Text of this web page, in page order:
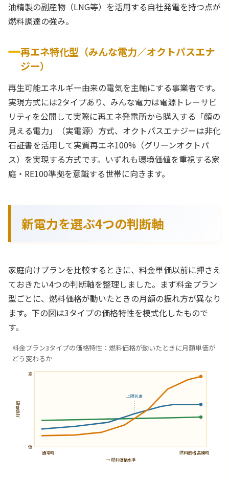
油精製の副産物（LNG等）を活用する自社発電を持つ点が
燃料調達の強み。
再エネ特化型（みんな電力／オクトパスエナ
ジー）
再生可能エネルギー由来の電気を主軸にする事業者です。
実現方式には2タイプあり、みんな電力は電源トレーサビ
リティを公開して実際に再エネ発電所から購入する「顔の
見える電力」（実電源）方式、オクトパスエナジーは非化
石証書を活用して実質再エネ100%（グリーンオクトパ
ス）を実現する方式です。いずれも環境価値を重視する家
庭・RE100準拠を意識する世帯に向きます。
新電力を選ぶ4つの判断軸
家庭向けプランを比較するときに、料金単価以前に押さえ
ておきたい4つの判断軸を整理しました。まず料金プラン
型ごとに、燃料価格が動いたときの月額の振れ方が異なり
ます。下の図は3タイプの価格特性を模式化したもので
す。
料金プラン3タイプの価格特性：燃料価格が動いたときに月額単価が
どう変わるか
低
高
月額単価
通常時 燃料価格 高騰時
→ 燃料価格水準
上限到達